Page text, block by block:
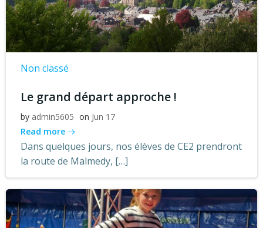
Non classé
Le grand départ approche !
by admin5605 on Jun 17
Read more
Dans quelques jours, nos élèves de CE2 prendront
la route de Malmedy, […]